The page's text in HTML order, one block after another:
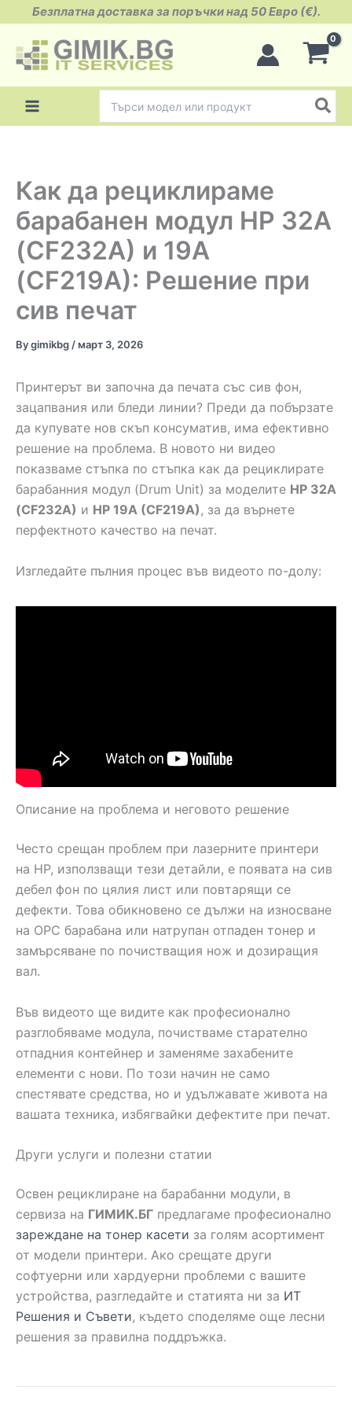
content
Безплатна доставка за поръчки над 50 Евро (€).
for:
Как да рециклираме
барабанен модул HP 32A
(CF232A) и 19A
(CF219A): Решение при
сив печат
Bygimikbg /март 3, 2026
Принтерът ви започна да печата със сив фон,
зацапвания или бледи линии? Преди да побързате
да купувате нов скъп консуматив, има ефективно
решение на проблема. В новото ни видео
показваме стъпка по стъпка как да рециклирате
барабанния модул (Drum Unit) за моделите HP 32A
(CF232A) и HP 19A (CF219A), за да върнете
перфектното качество на печат.
Изгледайте пълния процес във видеото по-долу:
Описание на проблема и неговото решение
Често срещан проблем при лазерните принтери
на HP, използващи тези детайли, е появата на сив
дебел фон по цялия лист или повтарящи се
дефекти. Това обикновено се дължи на износване
на OPC барабана или натрупан отпаден тонер и
замърсяване по почистващия нож и дозиращия
вал.
Във видеото ще видите как професионално
разглобяваме модула, почистваме старателно
отпадния контейнер и заменяме захабените
елементи с нови. По този начин не само
спестявате средства, но и удължавате живота на
вашата техника, избягвайки дефектите при печат.
Други услуги и полезни статии
Освен рециклиране на барабанни модули, в
сервиза на ГИМИК.БГ предлагаме професионално
зареждане на тонер касети за голям асортимент
от модели принтери. Ако срещате други
софтуерни или хардуерни проблеми с вашите
устройства, разгледайте и статията ни за ИТ
Решения и Съвети, където споделяме още лесни
решения за правилна поддръжка.